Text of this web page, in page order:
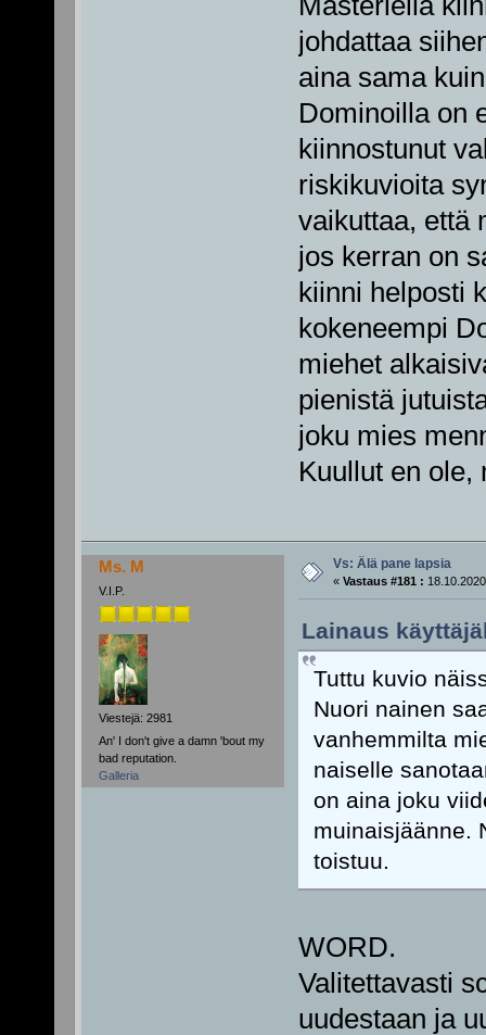
johdattaa
aina sama
Dominoilla on
kiinnostunut
riskikuvioita
vaikuttaa, että
jos kerran on
kiinni helposti
kokeneempi
miehet
pienistä
joku mies
Kuullut en ole,
Ms. M
V.I.P.
Viestejä: 2981
An' I don't give a damn 'bout my
bad reputation.
Galleria
Vs: Älä pane lapsia
« Vastaus #181 :
Lainaus
Tuttu kuvio
Nuori nainen
vanhemmilta
naiselle
on aina joku
muinaisjäänne.
toistuu.
WORD.
Valitettavasti
uudestaan ja